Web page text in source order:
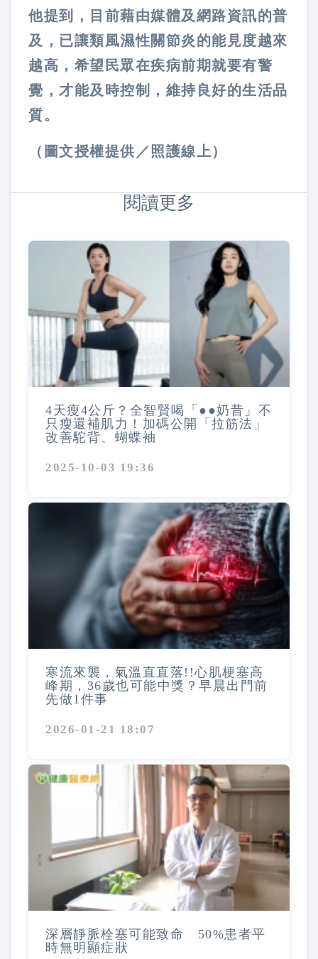
他提到，目前藉由媒體及網路資訊的普
及，已讓類風濕性關節炎的能見度越來
越高，希望民眾在疾病前期就要有警
覺，才能及時控制，維持良好的生活品
質。
（圖文授權提供／照護線上）
閱讀更多
4天瘦4公斤？全智賢喝「●●奶昔」不
只瘦還補肌力！加碼公開「拉筋法」
改善駝背、蝴蝶袖
2025-10-03 19:36
寒流來襲，氣溫直直落!!心肌梗塞高
峰期，36歲也可能中獎？早晨出門前
先做1件事
2026-01-21 18:07
深層靜脈栓塞可能致命 50%患者平
時無明顯症狀